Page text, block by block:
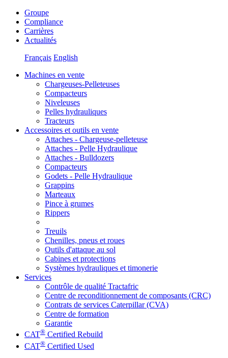
Groupe
Compliance
Carrières
Actualités
Français English
Machines en vente
Chargeuses-Pelleteuses
Compacteurs
Niveleuses
Pelles hydrauliques
Tracteurs
Accessoires et outils en vente
Attaches - Chargeuse-pelleteuse
Attaches - Pelle Hydraulique
Attaches - Bulldozers
Compacteurs
Godets - Pelle Hydraulique
Grappins
Marteaux
Pince à grumes
Rippers
Treuils
Chenilles, pneus et roues
Outils d'attaque au sol
Cabines et protections
Systèmes hydrauliques et timonerie
Services
Contrôle de qualité Tractafric
Centre de reconditionnement de composants (CRC)
Contrats de services Caterpillar (CVA)
Centre de formation
Garantie
CAT® Certified Rebuild
CAT® Certified Used